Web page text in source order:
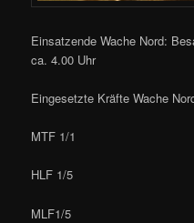
Einsatzende Wache Nord:
ca. 4.00 Uhr
Eingesetzte Kräfte Wache
MTF 1/1
HLF 1/5
MLF1/5